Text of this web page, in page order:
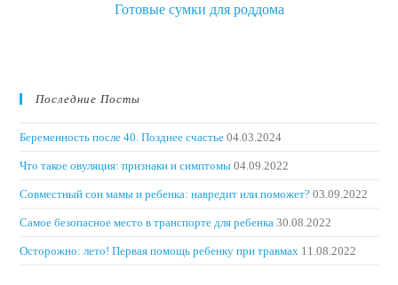
Готовые сумки для роддома
Последние Посты
Беременность после 40. Позднее счастье 04.03.2024
Что такое овуляция: признаки и симптомы 04.09.2022
Совместный сон мамы и ребенка: навредит или поможет? 03.09.2022
Самое безопасное место в транспорте для ребенка 30.08.2022
Осторожно: лето! Первая помощь ребенку при травмах 11.08.2022